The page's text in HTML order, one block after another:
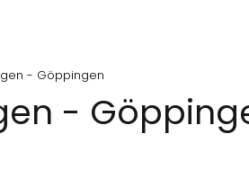
- Göppingen
-